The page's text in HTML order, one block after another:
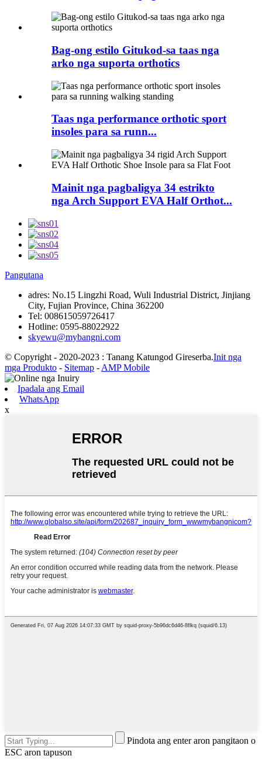
Bag-ong estilo Gitukod-sa taas nga
arko nga suporta orthotics
Taas nga performance orthotic sport
insoles para sa runn...
Mainit nga pagbaligya 34 estrikto
nga Arch Support EVA Half Orthot...
Pangutana
adres: No.15 Lingzhi Road, Wuli Industrial District, Jinjiang
City, Fujian Province, China 362200
Tel: 008615059726417
Hotline: 0595-88022922
skyewu@mybangni.com
© Copyright - 2020-2023 : Tanang Katungod Gireserba.Init nga
mga Produkto - Sitemap - AMP Mobile
Ipadala ang Email
WhatsApp
x
Pindota ang enter aron pangitaon o
ESC aron tapuson